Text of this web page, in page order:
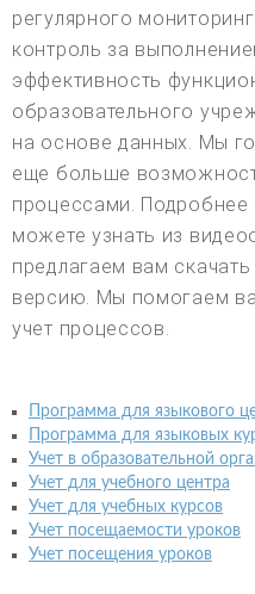
регулярного
контроль за
эффективность
образовательного
на основе данных. Мы
еще больше
процессами.
можете узнать из
предлагаем вам
версию. Мы помогаем
учет процессов.
Программа для языкового
Программа для языковых
Учет в образовательной
Учет для учебного центра
Учет для учебных курсов
Учет посещаемости уроков
Учет посещения уроков